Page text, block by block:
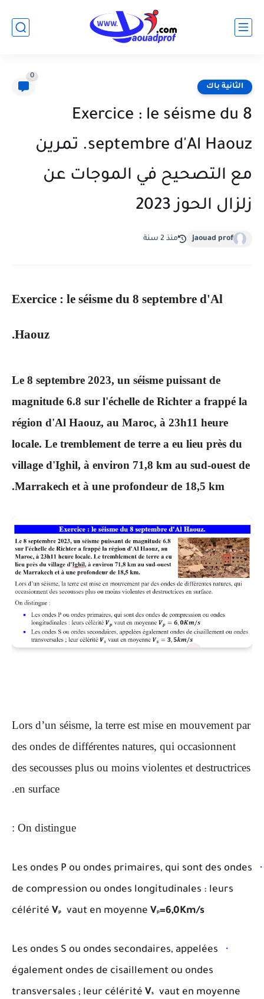
الثانية باك
0
Exercice : le séisme du 8
septembre d'Al Haouz. تمرين
مع التصحيح في الموجات عن
زلزال الحوز 2023
jaouad prof منذ 2 سنة
Exercice : le séisme du 8 septembre d'Al
Haouz.
Le 8 septembre 2023, un séisme puissant de
magnitude 6.8 sur l'échelle de Richter a frappé la
région d'Al Haouz, au Maroc, à 23h11 heure
locale. Le tremblement de terre a eu lieu près du
village d'Ighil, à environ 71,8 km au sud-ouest de
Marrakech et à une profondeur de 18,5 km.
Lors d’un séisme, la terre est mise en mouvement par
des ondes de différentes natures, qui occasionnent
des secousses plus ou moins violentes et destructrices
en surface.
On distingue :
·
Les ondes P ou ondes primaires, qui sont des ondes
de compression ou ondes longitudinales : leurs
célérité Vp vaut en moyenne Vp=6,0Km/s
·
Les ondes S ou ondes secondaires, appelées
également ondes de cisaillement ou ondes
transversales ; leur célérité Vs
vaut en moyenne